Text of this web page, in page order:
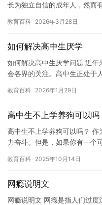
长为独立自信的成年人，然而
成绩…
教育百科 2026年3月28日
如何解决高中生厌学
如何解决高中生厌学问题 近
会各界的关注。高中生正处于
如何…
教育百科 2026年1月29日
高中生不上学养狗可以吗
高中生不上学养狗可以吗？
力奋斗。但是，如果你有一个
学来…
教育百科 2025年10月14日
网瘾说明文
网瘾说明文 网瘾是指人们过